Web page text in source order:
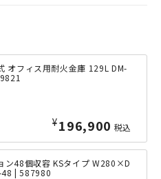
オフィス用耐火金庫 129L DM-
¥196,900 税込
ン48個収容 KSタイプ W280×D
| 587980